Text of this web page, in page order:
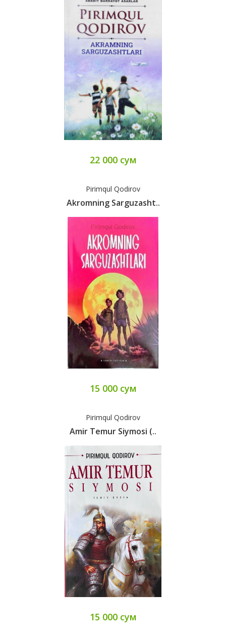
22 000 сум
Pirimqul Qodirov
Akromning Sarguzasht..
15 000 сум
Pirimqul Qodirov
Amir Temur Siymosi (..
15 000 сум